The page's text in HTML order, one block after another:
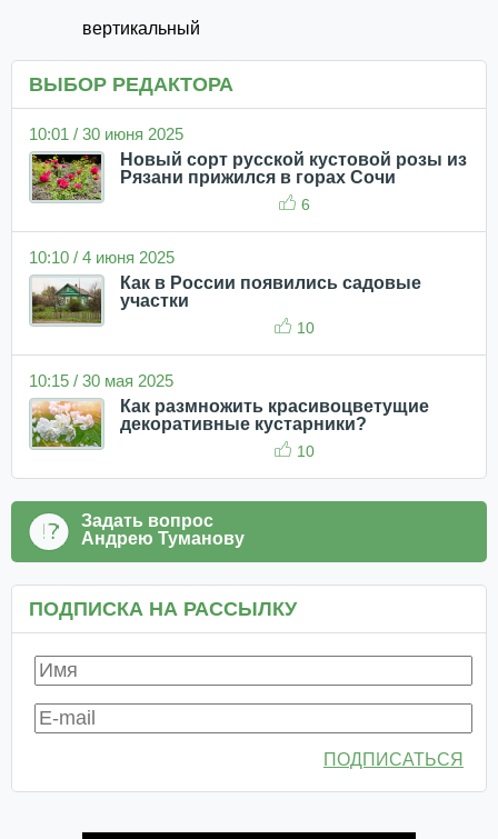
вертикальный
ВЫБОР РЕДАКТОРА
10:01 / 30 июня 2025
Новый сорт русской кустовой розы из
Рязани прижился в горах Сочи
6
10:10 / 4 июня 2025
Как в России появились садовые
участки
10
10:15 / 30 мая 2025
Как размножить красивоцветущие
декоративные кустарники?
10
Задать вопрос
Андрею Туманову
ПОДПИСКА НА РАССЫЛКУ
ПОДПИСАТЬСЯ